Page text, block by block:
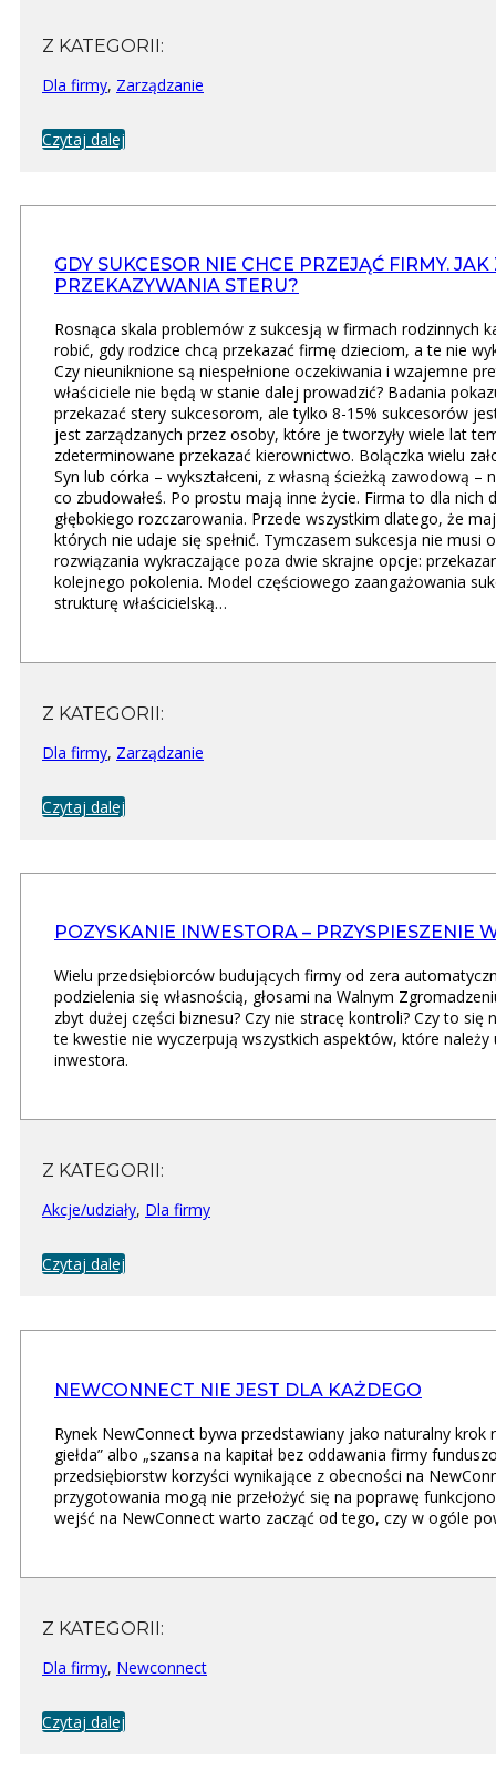
Z KATEGORII:
Dla firmy, Zarządzanie
Czytaj dalej
GDY SUKCESOR NIE CHCE PRZEJĄĆ FIRMY.
PRZEKAZYWANIA STERU?
Rosnąca skala problemów z sukcesją w firmach rodzinnych
robić, gdy rodzice chcą przekazać firmę dzieciom, a te nie
Czy nieuniknione są niespełnione oczekiwania i wzajemne
właściciele nie będą w stanie dalej prowadzić? Badania
przekazać stery sukcesorom, ale tylko 8-15% sukcesorów
jest zarządzanych przez osoby, które je tworzyły wiele lat
zdeterminowane przekazać kierownictwo. Bolączka wielu
Syn lub córka – wykształceni, z własną ścieżką zawodową
co zbudowałeś. Po prostu mają inne życie. Firma to dla
głębokiego rozczarowania. Przede wszystkim dlatego, że
których nie udaje się spełnić. Tymczasem sukcesja nie
rozwiązania wykraczające poza dwie skrajne opcje:
kolejnego pokolenia. Model częściowego zaangażowania
strukturę właścicielską…
Z KATEGORII:
Dla firmy, Zarządzanie
Czytaj dalej
POZYSKANIE INWESTORA – PRZYSPIESZENIE
Wielu przedsiębiorców budujących firmy od zera
podzielenia się własnością, głosami na Walnym
zbyt dużej części biznesu? Czy nie stracę kontroli? Czy to się
te kwestie nie wyczerpują wszystkich aspektów, które
inwestora.
Z KATEGORII:
Akcje/udziały, Dla firmy
Czytaj dalej
NEWCONNECT NIE JEST DLA KAŻDEGO
Rynek NewConnect bywa przedstawiany jako naturalny krok
giełda” albo „szansa na kapitał bez oddawania firmy
przedsiębiorstw korzyści wynikające z obecności na
przygotowania mogą nie przełożyć się na poprawę
wejść na NewConnect warto zacząć od tego, czy w ogóle
Z KATEGORII:
Dla firmy, Newconnect
Czytaj dalej